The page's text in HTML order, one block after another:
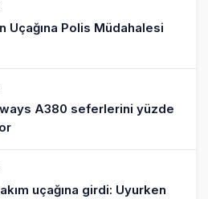
Uçağına Polis Müdahalesi
A380 seferlerini yüzde
uçağına girdi: Uyurken